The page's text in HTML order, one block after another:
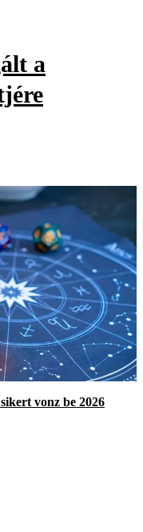
a
vonz be 2026